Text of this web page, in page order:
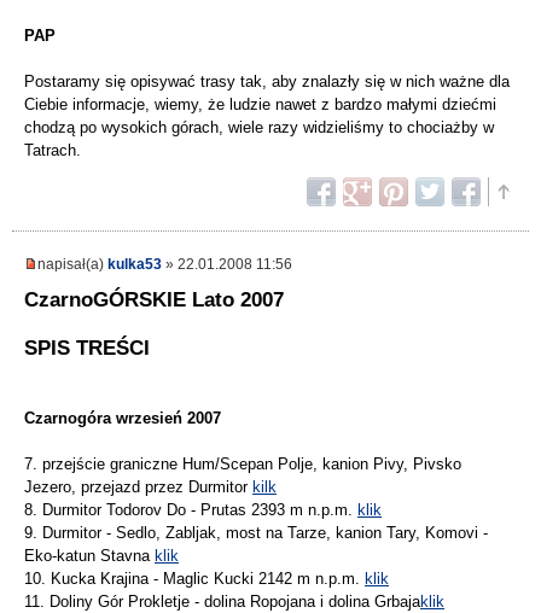
PAP
Postaramy się opisywać trasy tak, aby znalazły się w nich ważne dla
Ciebie informacje, wiemy, że ludzie nawet z bardzo małymi dziećmi
chodzą po wysokich górach, wiele razy widzieliśmy to chociażby w
Tatrach.
napisał(a) kulka53 » 22.01.2008 11:56
CzarnoGÓRSKIE Lato 2007
SPIS TREŚCI
Czarnogóra wrzesień 2007
7. przejście graniczne Hum/Scepan Polje, kanion Pivy, Pivsko
Jezero, przejazd przez Durmitor kilk
8. Durmitor Todorov Do - Prutas 2393 m n.p.m.
klik
9. Durmitor - Sedlo, Zabljak, most na Tarze, kanion Tary, Komovi -
Eko-katun Stavna klik
10. Kucka Krajina - Maglic Kucki 2142 m n.p.m.
klik
11. Doliny Gór Prokletje - dolina Ropojana i dolina Grbajaklik